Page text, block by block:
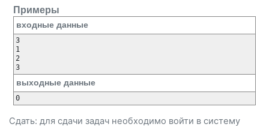
Примеры
входные данные
3
1
2
3
выходные данные
0
Сдать: для сдачи задач необходимо войти в систему